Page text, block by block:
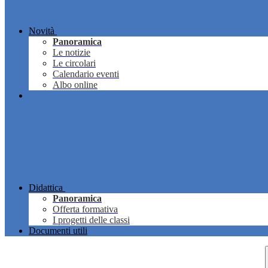
Novità
Panoramica
Le notizie
Le circolari
Calendario eventi
Albo online
Didattica
Panoramica
Offerta formativa
I progetti delle classi
Documenti utili